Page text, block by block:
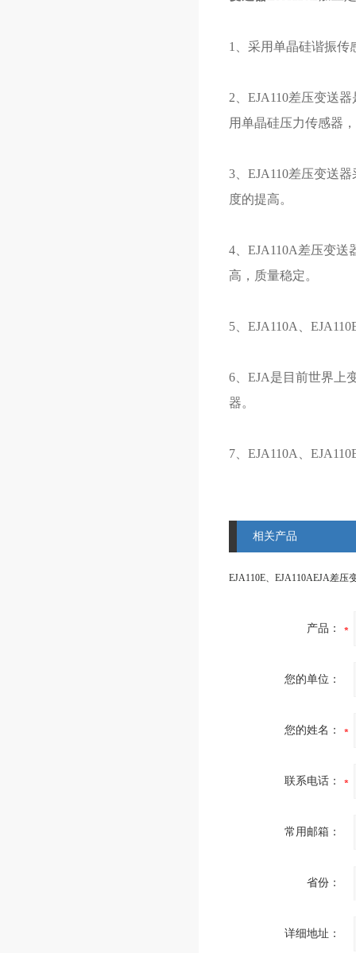
1、采用单晶硅谐振传
2、EJA110差压变送
用单晶硅压力传感器
3、EJA110差压变送
度的提高。
4、EJA110A差压变送
高，质量稳定。
5、EJA110A、
6、EJA是目前世界上
器。
7、EJA110A、
相关产品
产品：
您的单位：
您的姓名：
联系电话：
常用邮箱：
省份：
详细地址：